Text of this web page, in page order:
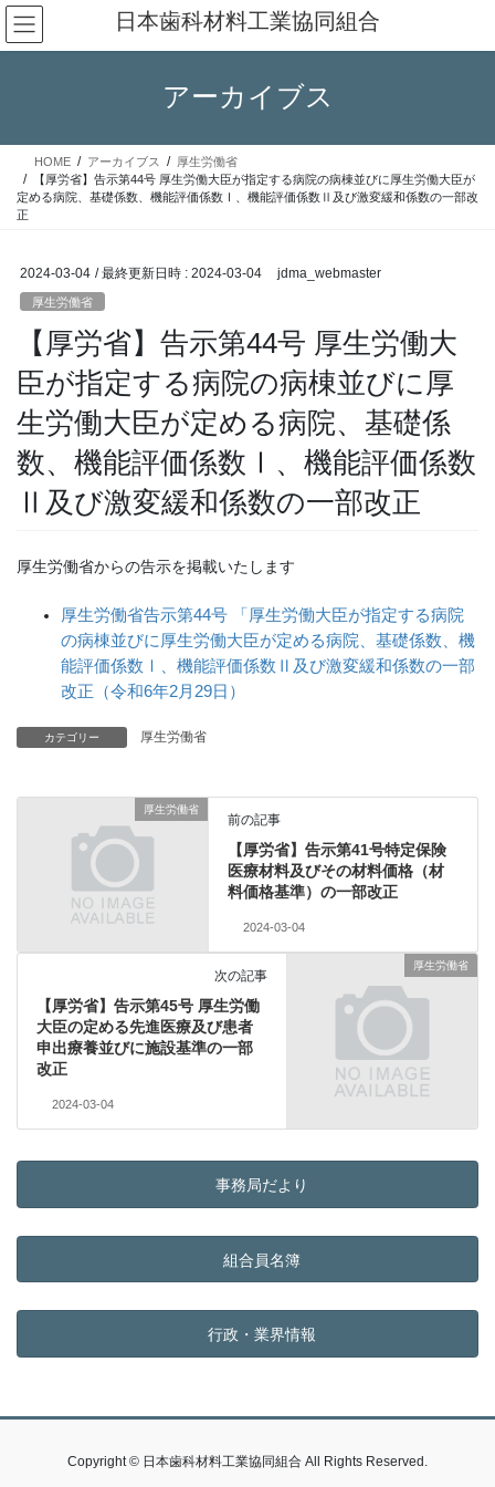
コ
ン
テ
ス
ナ
ビ
ゲ
ン
日本歯科材料工業協同組合
アーカイブス
HOME アーカイブス
厚生労働省
【厚労省】告示第44号 厚生労働大臣が指定する病院の病棟並びに厚生労働大臣が
定める病院、基礎係数、機能評価係数Ⅰ、機能評価係数Ⅱ及び激変緩和係数の一部改
正
2024-03-04 / 最終更新日時 : 2024-03-04 jdma_webmaster
厚生労働省
【厚労省】告示第44号 厚生労働大
臣が指定する病院の病棟並びに厚
生労働大臣が定める病院、基礎係
数、機能評価係数Ⅰ、機能評価係数
Ⅱ及び激変緩和係数の一部改正
厚生労働省からの告示を掲載いたします
厚生労働省告示第44号 「 厚生労働大臣が指定する病院
の病棟並びに厚生労働大臣が定める病院、基礎係数、機
能評価係数Ⅰ、機能評価係数Ⅱ及び激変緩和係数の一部
改正（令和6年2月29日）
カテゴリー 厚生労働省
厚生労働省
前の記事
【厚労省】告示第41号特定保険
医療材料及びその材料価格（材
料価格基準）の一部改正
2024-03-04
厚生労働省
次の記事
【厚労省】告示第45号 厚生労働
大臣の定める先進医療及び患者
申出療養並びに施設基準の一部
改正
2024-03-04
事務局だより
組合員名簿
行政・業界情報
Copyright © 日本歯科材料工業協同組合 All Rights Reserved.